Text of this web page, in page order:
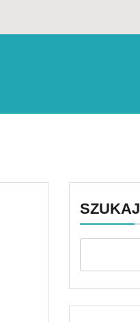
SZUKAJ